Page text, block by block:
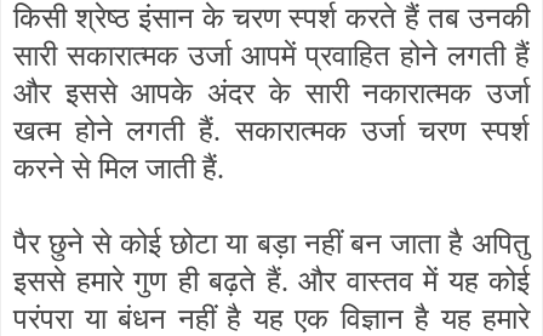
किसी श्रेष्ठ इंसान के चरण स्पर्श करते हैं तब उनकी
सारी सकारात्मक उर्जा आपमें प्रवाहित होने लगती हैं
और इससे आपके अंदर के सारी नकारात्मक उर्जा
खत्म होने लगती हैं. सकारात्मक उर्जा चरण स्पर्श
करने से मिल जाती हैं.
पैर छुने से कोई छोटा या बड़ा नहीं बन जाता है अपितु
इससे हमारे गुण ही बढ़ते हैं. और वास्तव में यह कोई
परंपरा या बंधन नहीं है यह एक विज्ञान है यह हमारे